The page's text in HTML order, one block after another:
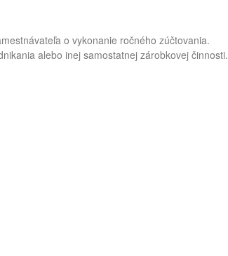
o vykonanie ročného zúčtovania.
alebo inej samostatnej zárobkovej činnosti.